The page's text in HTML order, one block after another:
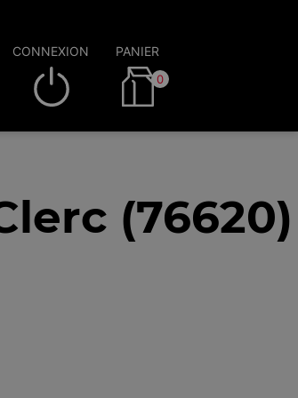
CONNEXION PANIER
0
(76620)